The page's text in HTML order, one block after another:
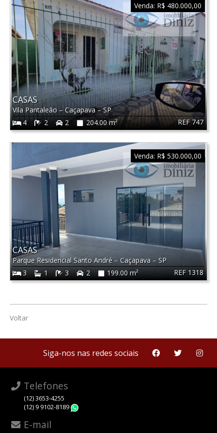
REF 747
CASAS
Vila Pantaleão–Caçapava–SP
4
2 2 204.00 m²
Venda: R$ 480.000,00
REF 1318
CASAS
Parque Residencial Santo André – Caçapava – SP
3
1 3 2 199.00 m²
Venda: R$ 530.000,00
Voltar
Siga-nos nas redes sociais
Telefones
(12) 3653-4255
(12) 9 9102-8189
E-mail